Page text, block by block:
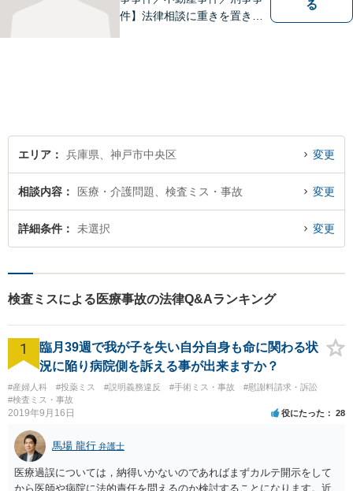
件】法律相談に重きを置きフ
る
エリア 兵庫県、神戸市中央区 変更
相談内容 医療・介護問題、検査ミス・事故 変更
詳細条件 未選択 変更
検査ミスによる医療事故の法律Q&Aランキング
1
臨月39週で我が子を失い自分自身も命に関わる状
況に陥り病院側を訴える事が出来ますか？
#産婦人科 #投薬ミス #説明義務違反 #手術ミス・事故
#慰謝料請求・訴訟
#検査ミス・事故
2019年9月16日 役にたった 28
馬場 龍行 弁護士
医療過誤については，納得いかないのであればまずカルテ開示をして
から医師や病院に法的責任を問えるのか検討することになります。近